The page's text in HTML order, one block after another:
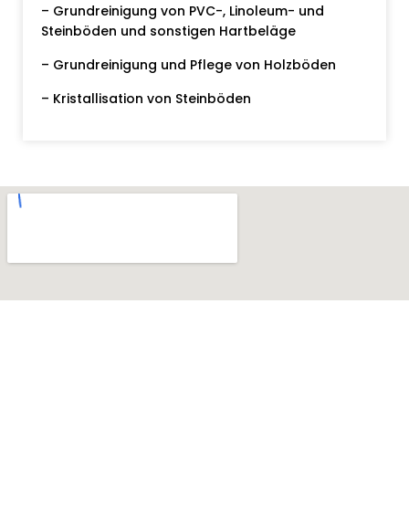
– Grundreinigung von PVC-, Linoleum- und
Steinböden und sonstigen Hartbeläge
– Grundreinigung und Pflege von Holzböden
– Kristallisation von Steinböden